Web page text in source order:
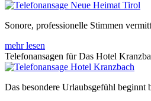
Sonore, professionelle Stimmen
mehr lesen
Telefonansagen für Das Hotel
Das besondere Urlaubsgefühl beginnt